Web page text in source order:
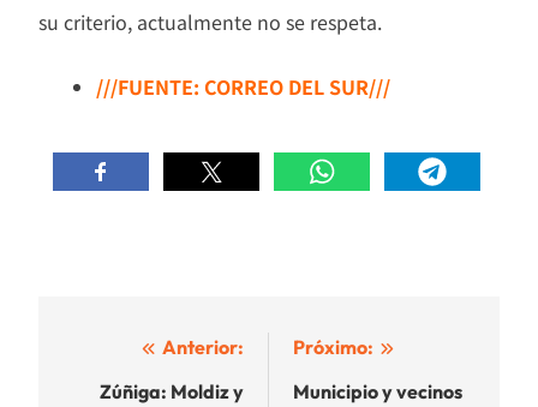
su criterio, actualmente no se respeta.
///FUENTE: CORREO DEL SUR///
Navegación
Anterior:
Zúñiga: Moldiz y
Próximo:
Municipio y vecinos